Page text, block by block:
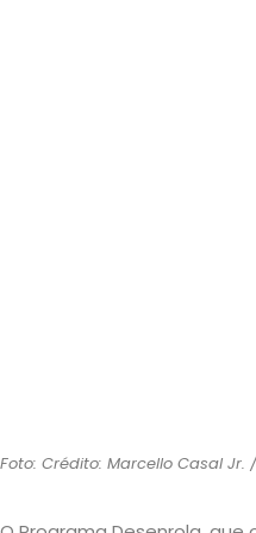
Foto: Crédito: Marcello Casal Jr.